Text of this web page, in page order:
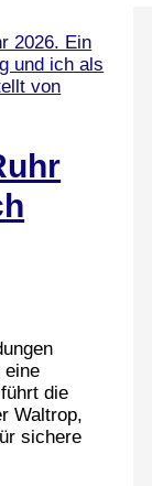
eine
die
Waltrop,
sichere